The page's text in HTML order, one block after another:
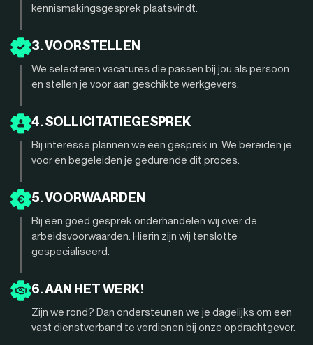
kennismakingsgesprek plaatsvindt.
3. VOORSTELLEN
We selecteren vacatures die passen bij jou als persoon
en stellen je voor aan geschikte werkgevers.
4. SOLLICITATIEGESPREK
Bij interesse plannen we een gesprek in. We bereiden je
voor en begeleiden je gedurende dit proces.
5. VOORWAARDEN
Bij een goed gesprek onderhandelen wij over de
arbeidsvoorwaarden. Hierin zijn wij tenslotte
gespecialiseerd.
6. AAN HET WERK!
Zijn we rond? Dan ondersteunen we je dagelijks om een
vast dienstverband te verdienen bij onze opdrachtgever.